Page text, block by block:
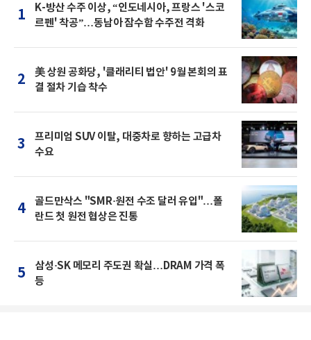
1
K-방산 수주 이상, “인도네시아, 프랑스 '스코
르펜' 착공”…동남아 잠수함 수주전 격화
2
美 상원 공화당, '클래리티 법안' 9월 본회의 표
결 절차 기습 착수
3
프리미엄 SUV 이탈, 대중차로 향하는 고급차
수요
4
골드만삭스 "SMR·원전 수조 달러 유입"…폴
란드 첫 원전 협상은 진통
5
삼성·SK 메모리 주도권 확실…DRAM 가격 폭
등